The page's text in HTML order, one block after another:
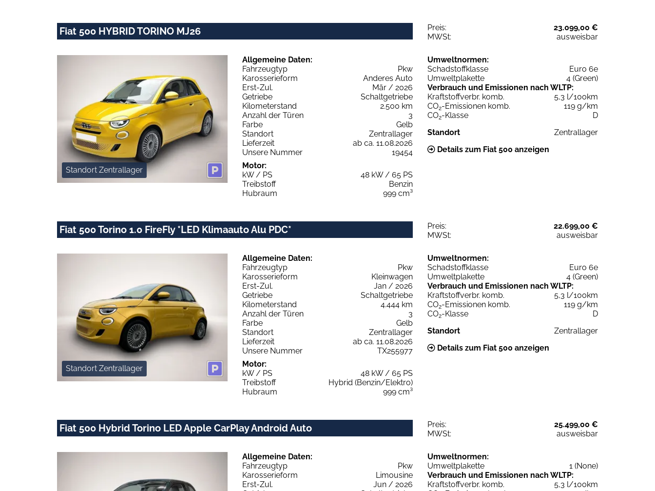
Fiat 500 HYBRID TORINO MJ26 Preis:
23.099,00 €
MWSt:
ausweisbar
Standort Zentrallager
Allgemeine Daten:
Fahrzeugtyp
Pkw
Karosserieform
Anderes Auto
Erst-Zul.
Mär / 2026
Getriebe
Schaltgetriebe
Kilometerstand
2.500 km
Anzahl der Türen
3
Farbe
Gelb
Standort
Zentrallager
Lieferzeit
ab ca. 11.08.2026
Unsere Nummer
19454
Motor:
kW / PS
48 kW / 65 PS
Treibstoff
Benzin
Hubraum
999 cm³
Umweltnormen:
Schadstoffklasse
Euro 6e
Umweltplakette
4 (Green)
Verbrauch und Emissionen nach WLTP:
Kraftstoffverbr. komb.
5,3 l/100km
CO2-Emissionen komb.
119 g/km
CO2-Klasse
D
Standort
Zentrallager
Details zum Fiat 500 anzeigen
Fiat 500 Torino 1.0 FireFly *LED Klimaauto Alu PDC* Preis:
22.699,00 €
MWSt:
ausweisbar
Standort Zentrallager
Allgemeine Daten:
Fahrzeugtyp
Pkw
Karosserieform
Kleinwagen
Erst-Zul.
Jan / 2026
Getriebe
Schaltgetriebe
Kilometerstand
4.444 km
Anzahl der Türen
3
Farbe
Gelb
Standort
Zentrallager
Lieferzeit
ab ca. 11.08.2026
Unsere Nummer
TX255977
Motor:
kW / PS
48 kW / 65 PS
Treibstoff
Hybrid (Benzin/Elektro)
Hubraum
999 cm³
Umweltnormen:
Schadstoffklasse
Euro 6e
Umweltplakette
4 (Green)
Verbrauch und Emissionen nach WLTP:
Kraftstoffverbr. komb.
5,3 l/100km
CO2-Emissionen komb.
119 g/km
CO2-Klasse
D
Standort
Zentrallager
Details zum Fiat 500 anzeigen
Fiat 500 Hybrid Torino LED Apple CarPlay Android Auto Preis:
25.499,00 €
MWSt:
ausweisbar
Allgemeine Daten:
Fahrzeugtyp
Pkw
Karosserieform
Limousine
Erst-Zul.
Jun / 2026
Umweltnormen:
Umweltplakette
1 (None)
Verbrauch und Emissionen nach WLTP:
Kraftstoffverbr. komb.
5,3 l/100km